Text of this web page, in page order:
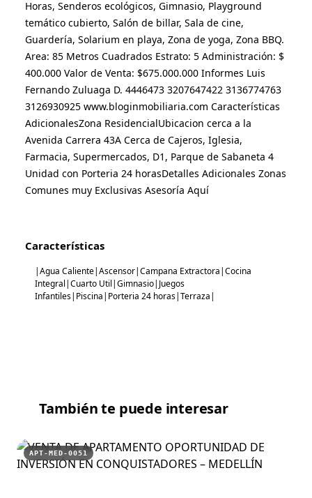
Horas, Senderos ecológicos, Gimnasio, Playground
temático cubierto, Salón de billar, Sala de cine,
Guardería, Solarium en playa, Zona de yoga, Zona BBQ.
Area: 85 Metros Cuadrados Estrato: 5 Administración: $
400.000 Valor de Venta: $675.000.000 Informes Luis
Fernando Zuluaga D. 4446473 3207647422 3136774763
3126930925 www.bloginmobiliaria.com Características
AdicionalesZona ResidencialUbicacion cerca a la
Avenida Carrera 43A Cerca de Cajeros, Iglesia,
Farmacia, Supermercados, D1, Parque de Sabaneta 4
Unidad con Porteria 24 horasDetalles Adicionales Zonas
Comunes muy Exclusivas Asesoría Aquí
Características
|Agua Caliente|Ascensor|Campana Extractora|Cocina
Integral|Cuarto Util|Gimnasio|Juegos
Infantiles|Piscina|Porteria 24 horas|Terraza|
También te puede interesar
APT-MED-0051